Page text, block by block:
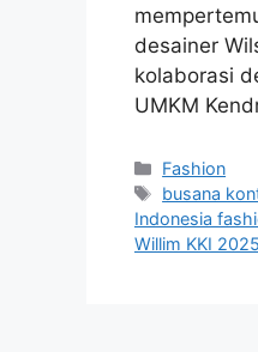
desainer
kolaborasi
UMKM
Categories
Fashion
Tags
busana
Indonesia
Willim KKI 2025